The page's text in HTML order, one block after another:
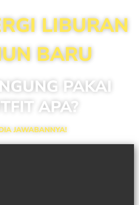
LIBURAN
BARU
PAKAI
APA?
JAWABANNYA!